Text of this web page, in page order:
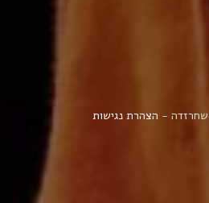
הצהרת נגישות